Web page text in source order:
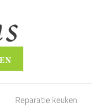
Reparatie keuken